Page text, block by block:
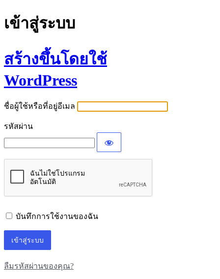
เข้าสู่ระบบ
สร้างขึ้นโดยใช้
WordPress
ชื่อผู้ใช้หรือที่อยู่อีเมล
รหัสผ่าน
บันทึกการใช้งานของฉัน
ลืมรหัสผ่านของคุณ?